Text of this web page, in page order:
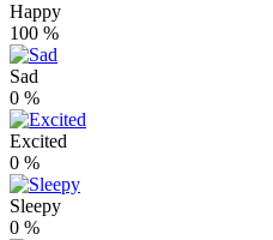
Happy
100 %
Sad
0 %
Excited
0 %
Sleepy
0 %